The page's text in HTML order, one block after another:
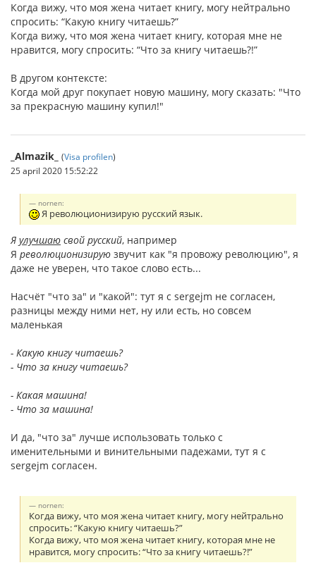
Когда вижу, что моя жена читает книгу, могу нейтрально
спросить: “Какую книгу читаешь?”
Когда вижу, что моя жена читает книгу, которая мне не
нравится, могу спросить: “Что за книгу читаешь?!”
В другом контексте:
Когда мой друг покупает новую машину, могу сказать: "Что
за прекрасную машину купил!"
_Almazik_ (Visa profilen)
25 april 2020 15:52:22
nornen:
Я революционизирую русский язык.
Я улучшаю свой русский, например
Я революционизирую звучит как "я провожу революцию", я
даже не уверен, что такое слово есть...
Насчёт "что за" и "какой": тут я с sergejm не согласен,
разницы между ними нет, ну или есть, но совсем
маленькая
- Какую книгу читаешь?
- Что за книгу читаешь?
- Какая машина!
- Что за машина!
И да, "что за" лучше использовать только с
именительными и винительными падежами, тут я с
sergejm согласен.
nornen:
Когда вижу, что моя жена читает книгу, могу нейтрально
спросить: “Какую книгу читаешь?”
Когда вижу, что моя жена читает книгу, которая мне не
нравится, могу спросить: “Что за книгу читаешь?!”